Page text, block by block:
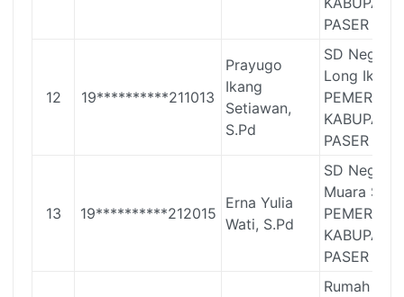
PASER
12 19**********211013
Prayugo
Ikang
Setiawan,
S.Pd
SD Negeri
Long Ikis
PASER
13 19**********212015
Erna Yulia
Wati, S.Pd
SD Negeri
Muara
PASER
Rumah